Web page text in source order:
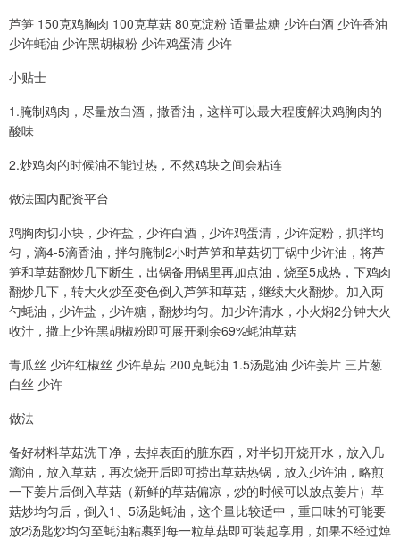
芦笋 150克鸡胸肉 100克草菇 80克淀粉 适量盐糖 少许白酒 少许香油
少许蚝油 少许黑胡椒粉 少许鸡蛋清 少许
小贴士
1.腌制鸡肉，尽量放白酒，撒香油，这样可以最大程度解决鸡胸肉的
酸味
2.炒鸡肉的时候油不能过热，不然鸡块之间会粘连
做法国内配资平台
鸡胸肉切小块，少许盐，少许白酒，少许鸡蛋清，少许淀粉，抓拌均
匀，滴4-5滴香油，拌匀腌制2小时芦笋和草菇切丁锅中少许油，将芦
笋和草菇翻炒几下断生，出锅备用锅里再加点油，烧至5成热，下鸡肉
翻炒几下，转大火炒至变色倒入芦笋和草菇，继续大火翻炒。加入两
勺蚝油，少许盐，少许糖，翻炒均匀。加少许清水，小火焖2分钟大火
收汁，撒上少许黑胡椒粉即可展开剩余69%蚝油草菇
青瓜丝 少许红椒丝 少许草菇 200克蚝油 1.5汤匙油 少许姜片 三片葱
白丝 少许
做法
备好材料草菇洗干净，去掉表面的脏东西，对半切开烧开水，放入几
滴油，放入草菇，再次烧开后即可捞出草菇热锅，放入少许油，略煎
一下姜片后倒入草菇（新鲜的草菇偏凉，炒的时候可以放点姜片）草
菇炒均匀后，倒入1、5汤匙蚝油，这个量比较适中，重口味的可能要
放2汤匙炒均匀至蚝油粘裹到每一粒草菇即可装起享用，如果不经过焯